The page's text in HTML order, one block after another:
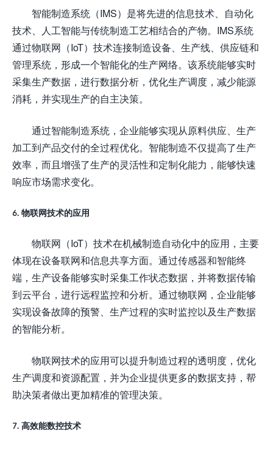
智能制造系统（IMS）是将先进的信息技术、自动化
技术、人工智能与传统制造工艺相结合的产物。IMS系统
通过物联网（IoT）技术连接制造设备、生产线、供应链和
管理系统，形成一个智能化的生产网络。该系统能够实时
采集生产数据，进行数据分析，优化生产调度，减少能源
消耗，并实现生产的自主决策。
通过智能制造系统，企业能够实现从原料供应、生产
加工到产品交付的全过程优化。智能制造不仅提高了生产
效率，而且增强了生产的灵活性和定制化能力，能够快速
响应市场需求变化。
6. 物联网技术的应用
物联网（IoT）技术在机械制造自动化中的应用，主要
体现在设备联网和信息共享方面。通过传感器和智能终
端，生产设备能够实时采集工作状态数据，并将数据传输
到云平台，进行远程监控和分析。通过物联网，企业能够
实现设备故障的预警、生产过程的实时监控以及生产数据
的智能分析。
物联网技术的应用可以提升制造过程的透明度，优化
生产调度和资源配置，并为企业提供更多的数据支持，帮
助决策者做出更加精准的管理决策。
7. 高效能数控技术